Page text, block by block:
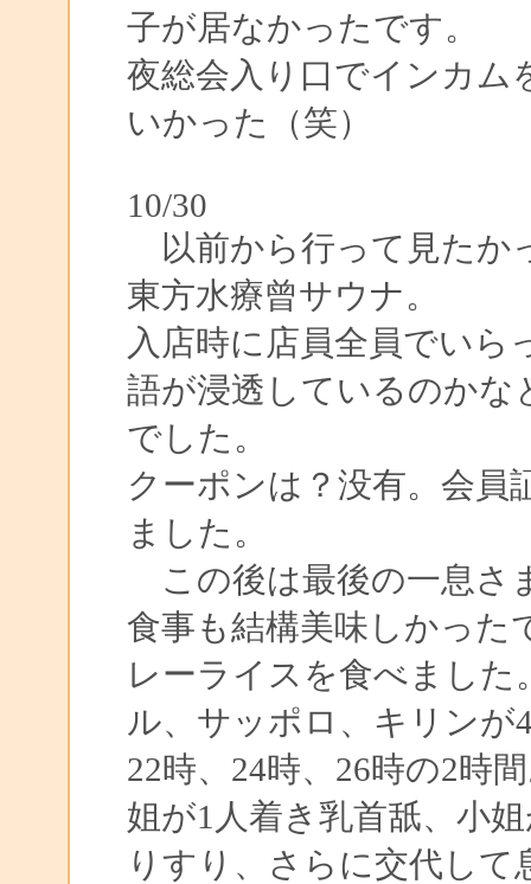
子が居なかったです。
夜総会入り口でインカム
いかった（笑）
10/30
以前から行って見たか
東方水療曾サウナ。
入店時に店員全員でいら
語が浸透しているのかな
でした。
クーポンは？没有。会員
ました。
この後は最後の一息さ
食事も結構美味しかった
レーライスを食べまし
ル、サッポロ、キリンが
22時、24時、26時の2時
姐が1人着き乳首舐、小
りすり、さらに交代し